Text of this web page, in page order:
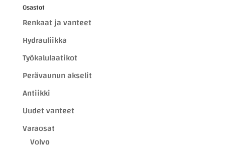
Osastot
Renkaat ja vanteet
Hydrauliikka
Työkalulaatikot
Perävaunun akselit
Antiikki
Uudet vanteet
Varaosat
Volvo